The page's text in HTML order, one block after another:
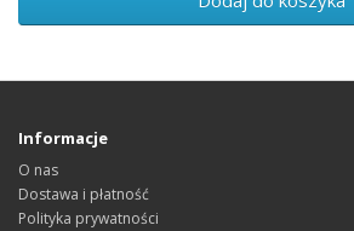
Informacje
O nas
Dostawa i płatność
Polityka prywatności